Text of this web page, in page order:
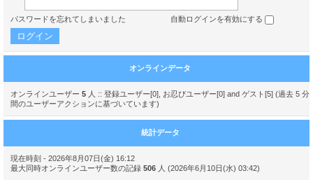
パスワードを忘れてしまいました 自動ログインを有効にする
オンラインデータ
オンラインユーザー 5 人 :: 登録ユーザー[0], お忍びユーザー[0] and ゲスト[5] (過去 5 分
間のユーザーアクションに基づいています)
統計データ
現在時刻 - 2026年8月07日(金) 16:12
最大同時オンラインユーザー数の記録 506 人 (2026年6月10日(水) 03:42)